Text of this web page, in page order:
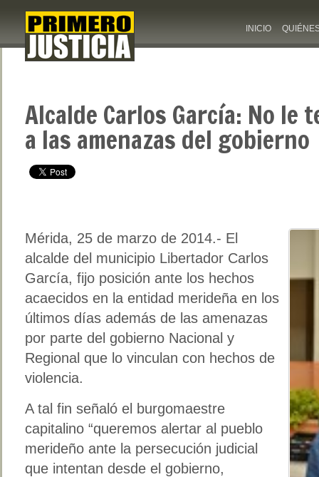
INICIO
Alcalde Carlos García: No le
a las amenazas del gobierno
Mérida, 25 de marzo de 2014.- El
alcalde del municipio Libertador Carlos
García, fijo posición ante los hechos
acaecidos en la entidad merideña en los
últimos días además de las amenazas
por parte del gobierno Nacional y
Regional que lo vinculan con hechos de
violencia.
A tal fin señaló el burgomaestre
capitalino “queremos alertar al pueblo
merideño ante la persecución judicial
que intentan desde el gobierno,